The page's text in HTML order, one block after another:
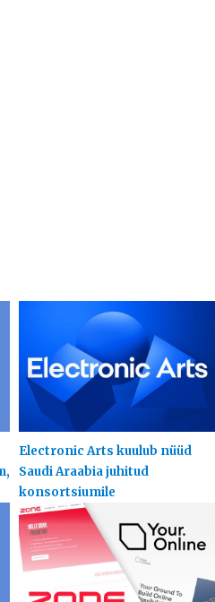
Electronic Arts kuulub nüüd
Saudi Araabia juhitud
konsortsiumile